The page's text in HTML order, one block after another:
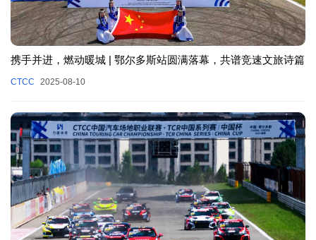
携手并进，燃动暖城 | 鄂尔多斯站圆满落幕，共谱竞速文旅诗篇
CTCC 2025-08-10